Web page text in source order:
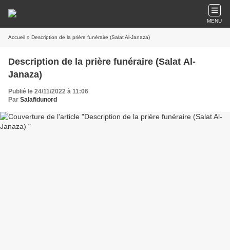
MENU
Accueil » Description de la prière funéraire (Salat Al-Janaza)
Description de la prière funéraire (Salat Al-
Janaza)
Publié le 24/11/2022 à 11:06
Par Salafidunord